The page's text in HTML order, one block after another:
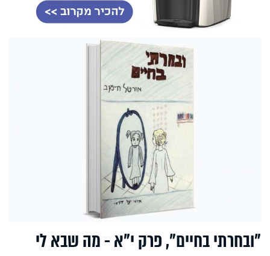
"ובחרתי בחיים", פרק י"א - מה שבא לי